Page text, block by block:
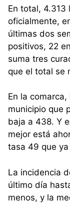
En total, 4.313
oficialmente,
últimas dos
positivos, 22
suma tres
que el total se
En la
municipio que
baja a 438. Y
mejor está
tasa 49 que
La incidencia
último día
menos, y la